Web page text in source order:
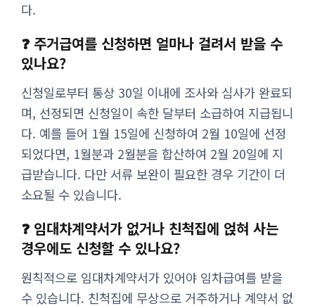
다.
❓ 주거급여를 신청하면 얼마나 걸려서 받을 수
있나요?
신청일로부터 통상 30일 이내에 조사와 심사가 완료되
며, 선정되면 신청일이 속한 달부터 소급하여 지급됩니
다. 예를 들어 1월 15일에 신청하여 2월 10일에 선정
되었다면, 1월분과 2월분을 합산하여 2월 20일에 지
급받습니다. 다만 서류 보완이 필요한 경우 기간이 더
소요될 수 있습니다.
❓ 임대차계약서가 없거나 친척집에 얹혀 사는
경우에도 신청할 수 있나요?
원칙적으로 임대차계약서가 있어야 임차급여를 받을
수 있습니다. 친척집에 무상으로 거주하거나 계약서 없